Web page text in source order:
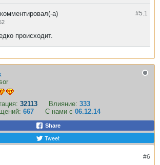
#5.1
а)
происходит.
32113 Влияние: 333
667 С нами с 06.12.14
Share
Tweet
#6